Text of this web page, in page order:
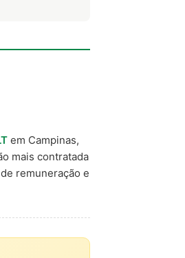
em Campinas,
mais contratada
remuneração e